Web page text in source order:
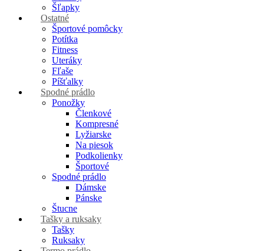
Šľapky
Ostatné
Športové pomôcky
Potítka
Fitness
Uteráky
Fľaše
Píšťalky
Spodné prádlo
Ponožky
Členkové
Kompresné
Lyžiarske
Na piesok
Podkolienky
Športové
Spodné prádlo
Dámske
Pánske
Štucne
Tašky a ruksaky
Tašky
Ruksaky